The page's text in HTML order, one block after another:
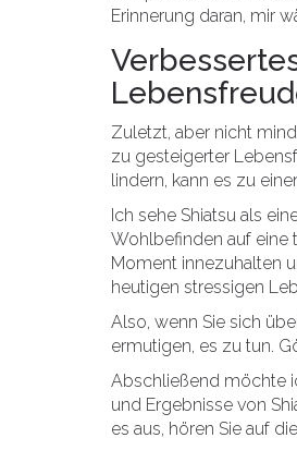
Erinnerung daran, mir
Zuletzt, aber nicht
zu gesteigerter
lindern, kann es zu
Ich sehe Shiatsu als
Wohlbefinden auf eine
Moment innezuhalten
heutigen stressigen
Also, wenn Sie sich
ermutigen, es zu tun.
Abschließend möchte
und Ergebnisse von
es aus, hören Sie auf